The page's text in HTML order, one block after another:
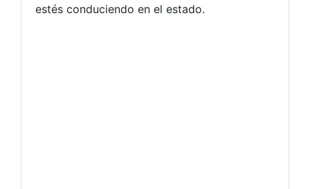
estés conduciendo en el estado.